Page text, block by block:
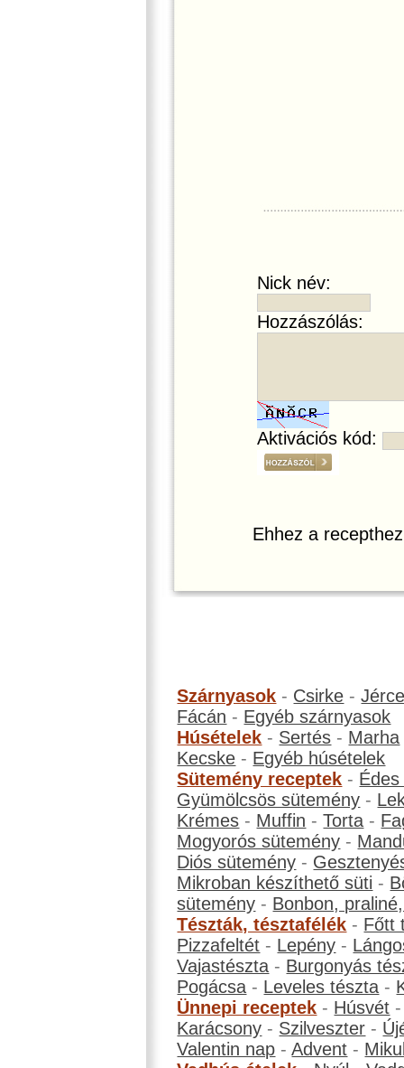
Nick név:
Hozzászólás:
Aktivációs kód:
Ehhez a
Szárnyasok - Csirke -
Fácán - Egyéb szárnyasok
Húsételek - Sertés - Marha
Kecske - Egyéb húsételek
Sütemény receptek -
Gyümölcsös sütemény -
Krémes - Muffin -Torta -
Mogyorós sütemény -
Diós sütemény -
Mikroban készíthető süti -
sütemény - Bonbon,
Tészták, tésztafélék - Főtt
Pizzafeltét - Lepény -
Vajastészta - Burgonyás
Pogácsa - Leveles tészta -
Ünnepi receptek - Húsvét
Karácsony - Szilveszter -
Valentin nap -Advent -